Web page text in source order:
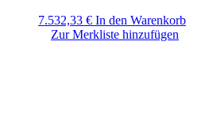
7.532,33 € In den Warenkorb
Zur Merkliste hinzufügen